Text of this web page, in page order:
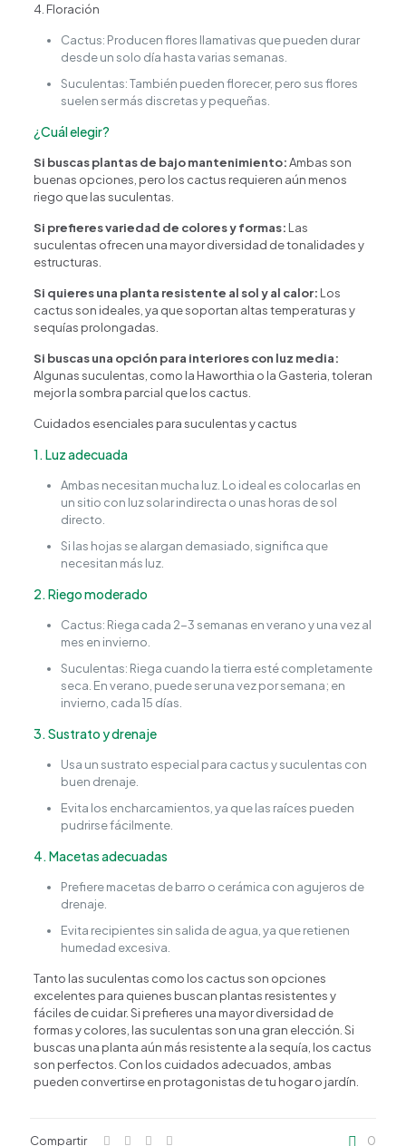
4. Floración
Cactus: Producen flores llamativas que pueden durar
desde un solo día hasta varias semanas.
Suculentas: También pueden florecer, pero sus flores
suelen ser más discretas y pequeñas.
¿Cuál elegir?
Si buscas plantas de bajo mantenimiento:Ambas son
buenas opciones, pero los cactus requieren aún menos
riego que las suculentas.
Si prefieres variedad de colores y formas: Las
suculentas ofrecen una mayor diversidad de tonalidades y
estructuras.
Si quieres una planta resistente al sol y al calor: Los
cactus son ideales, ya que soportan altas temperaturas y
sequías prolongadas.
Si buscas una opción para interiores con luz media:
Algunas suculentas, como la Haworthia o la Gasteria, toleran
mejor la sombra parcial que los cactus.
Cuidados esenciales para suculentas y cactus
1. Luz adecuada
Ambas necesitan mucha luz. Lo ideal es colocarlas en
un sitio con luz solar indirecta o unas horas de sol
directo.
Si las hojas se alargan demasiado, significa que
necesitan más luz.
2. Riego moderado
Cactus: Riega cada 2-3 semanas en verano y una vez al
mes en invierno.
Suculentas: Riega cuando la tierra esté completamente
seca. En verano, puede ser una vez por semana; en
invierno, cada 15 días.
3. Sustrato y drenaje
Usa un sustrato especial para cactus y suculentas con
buen drenaje.
Evita los encharcamientos, ya que las raíces pueden
pudrirse fácilmente.
4. Macetas adecuadas
Prefiere macetas de barro o cerámica con agujeros de
drenaje.
Evita recipientes sin salida de agua, ya que retienen
humedad excesiva.
Tanto las suculentas como los cactus son opciones
excelentes para quienes buscan plantas resistentes y
fáciles de cuidar. Si prefieres una mayor diversidad de
formas y colores, las suculentas son una gran elección. Si
buscas una planta aún más resistente a la sequía, los cactus
son perfectos. Con los cuidados adecuados, ambas
pueden convertirse en protagonistas de tu hogar o jardín.
Compartir 0
Happy Flower Agente IA
¿En qué podemos ayudarte?